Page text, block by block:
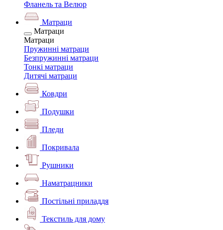
Фланель та Велюр
Матраци
Матраци
Матраци
Пружинні матраци
Безпружинні матраци
Тонкі матраци
Дитячі матраци
Ковдри
Подушки
Пледи
Покривала
Рушники
Наматрацники
Постільні приладдя
Текстиль для дому